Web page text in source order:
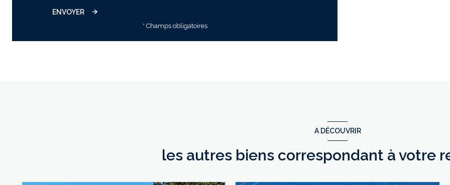
ENVOYER
* Champs obligatoires
A DÉCOUVRIR
les autres biens correspondant à votre